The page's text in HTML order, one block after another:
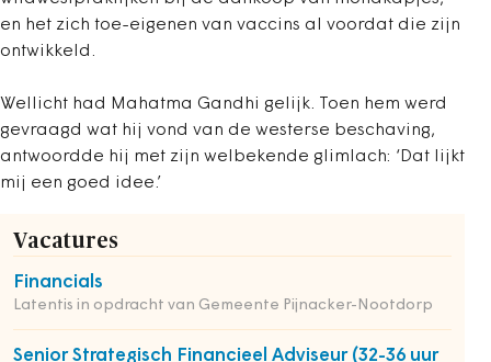
en het zich toe-eigenen van vaccins al voordat die zijn
ontwikkeld.
Wellicht had Mahatma Gandhi gelijk. Toen hem werd
gevraagd wat hij vond van de westerse beschaving,
antwoordde hij met zijn welbekende glimlach: ‘Dat lijkt
mij een goed idee.’
Vacatures
Financials
Latentis in opdracht van Gemeente Pijnacker-Nootdorp
Senior Strategisch Financieel Adviseur (32-36 uur